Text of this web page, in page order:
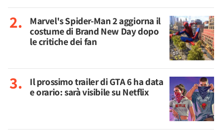
Marvel's Spider-Man 2 aggiorna il
costume di Brand New Day dopo
le critiche dei fan
Il prossimo trailer di GTA 6 ha data
e orario: sarà visibile su Netflix